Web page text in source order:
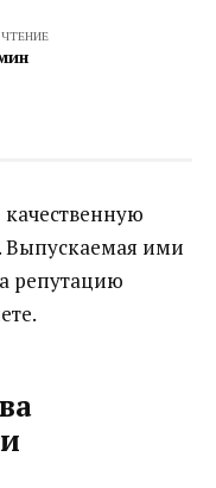
Выпускаемая ими
репутацию